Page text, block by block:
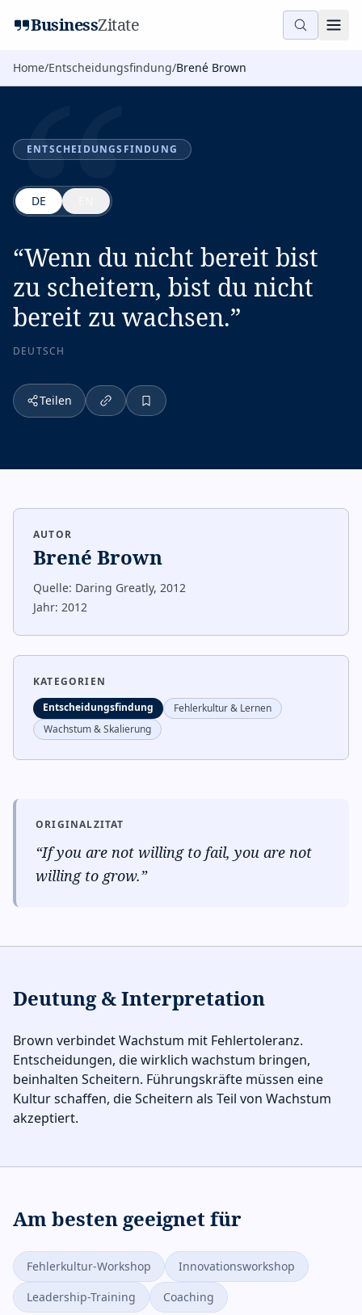
BusinessZitate
Home/Entscheidungsfindung/Brené Brown
“
ENTSCHEIDUNGSFINDUNG
DE
“Wenn du nicht bereit bist
zu scheitern, bist du nicht
bereit zu wachsen.”
DEUTSCH
Teilen
AUTOR
Brené Brown
Quelle: Daring Greatly, 2012
Jahr: 2012
KATEGORIEN
Entscheidungsfindung
Fehlerkultur & Lernen
Wachstum & Skalierung
ORIGINALZITAT
“If you are not willing to fail, you are not
willing to grow.”
Deutung & Interpretation
Brown verbindet Wachstum mit Fehlertoleranz.
Entscheidungen, die wirklich wachstum bringen,
beinhalten Scheitern. Führungskräfte müssen eine
Kultur schaffen, die Scheitern als Teil von Wachstum
akzeptiert.
Am besten geeignet für
Fehlerkultur-Workshop
Innovationsworkshop
Leadership-Training
Coaching